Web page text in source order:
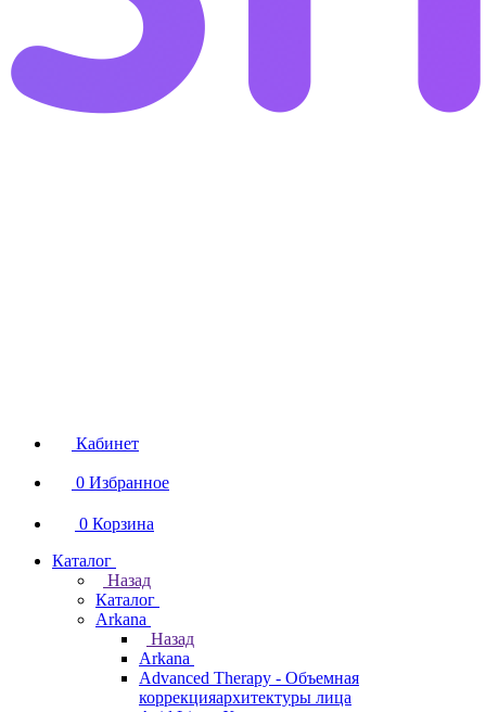
Кабинет
0 Избранное
0 Корзина
Каталог
Назад
Каталог
Arkana
Назад
Arkana
Advanced Therapy - Объемная
коррекцияархитектуры лица